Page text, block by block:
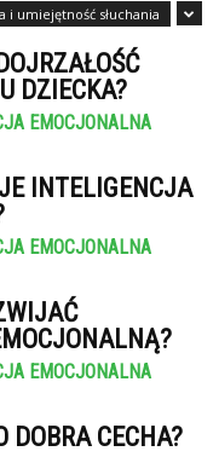
i umiejętność słuchania
DZIECKA?
EMOCJONALNA
INTELIGENCJA
EMOCJONALNA
EMOCJONALNA
DOBRA CECHA?